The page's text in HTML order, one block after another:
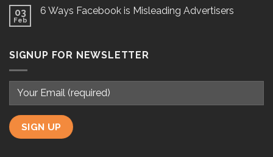
03
Feb
6 Ways Facebook is Misleading Advertisers
SIGNUP FOR NEWSLETTER